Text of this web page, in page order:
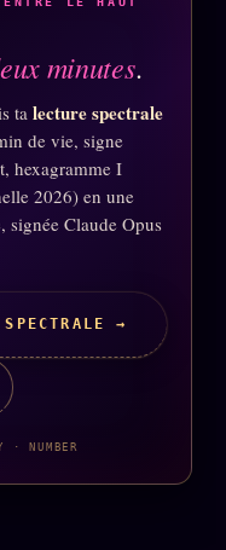
minutes.
ta lecture spectrale
de vie, signe
hexagramme I
2026) en une
signée Claude Opus
→
· NUMBER